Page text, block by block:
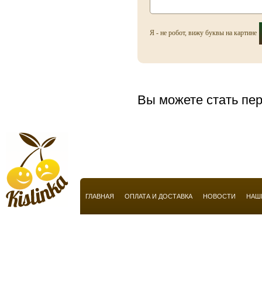
Armani
Atelier Flou
Automobili Lamborghini
Azzaro
Я - не робот, вижу буквы на картине
Вы можете стать
ГЛАВНАЯ ОПЛАТА И ДОСТАВКА НОВОСТИ